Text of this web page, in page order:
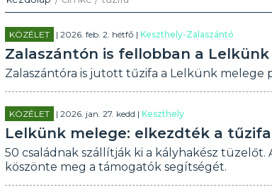
KÖZÉLET | 2026. feb. 2. hétfő | Keszthely-Zalaszántó
Zalaszántón is fellobban a
Zalaszántóra is jutott tűzifa a Lelkünk melege
KÖZÉLET | 2026. jan. 27. kedd | Keszthely
Lelkünk melege: elkezdték a
50 családnak szállítják ki a kályhakész
köszönte meg a támogatók segítségét.